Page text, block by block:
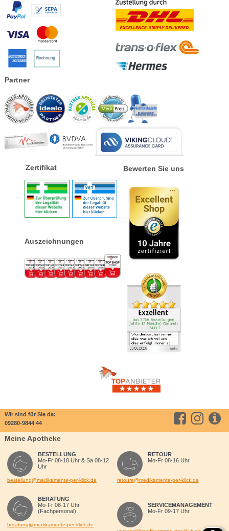
Partner
Zertifikat
Auszeichnungen
Bewerten Sie uns
Wir sind für Sie da:
09280-9844 44
Meine Apotheke
BESTELLUNG
Mo-Fr 08-18 Uhr & Sa 08-12
Uhr
bestellung@medikamente-per-klick.de
BERATUNG
Mo-Fr 08-17 Uhr
(Fachpersonal)
beratung@medikamente-per-klick.de
RETOUR
Mo-Fr 08-16 Uhr
retoure@medikamente-per-klick.de
SERVICEMANAGEMENT
Mo-Fr 09-17 Uhr